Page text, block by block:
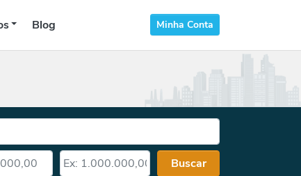
Blog Minha Conta
Valor máx. Buscar